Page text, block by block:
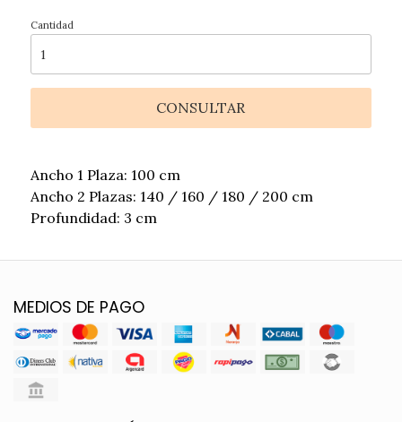
Cantidad
CONSULTAR
Ancho 1 Plaza: 100 cm
Ancho 2 Plazas: 140 / 160 / 180 / 200 cm
Profundidad: 3 cm
MEDIOS DE PAGO